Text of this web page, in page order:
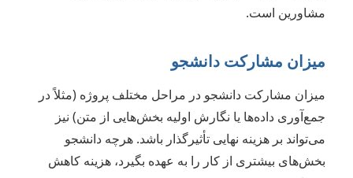
مشاورین است.
میزان مشارکت دانشجو
میزان مشارکت دانشجو در مراحل مختلف پروژه (مثلاً در
جمع‌آوری داده‌ها یا نگارش اولیه بخش‌هایی از متن) نیز
می‌تواند بر هزینه نهایی تأثیرگذار باشد. هرچه دانشجو
بخش‌های بیشتری از کار را به عهده بگیرد، هزینه کاهش